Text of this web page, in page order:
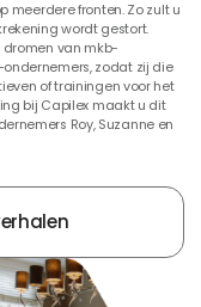
meerdere fronten. Zo zult u
wordt gestort.
van mkb-
zodat zij die
of trainingen voor het
bij Capilex maakt u dit
Roy, Suzanne en